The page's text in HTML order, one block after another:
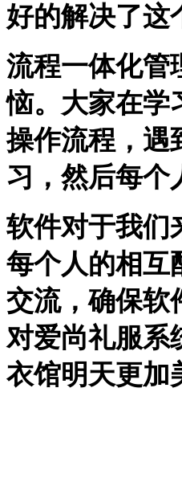
好的解决了这
流程一体化管
恼。大家在学
操作流程，遇
习，然后每个
软件对于我们
每个人的相互
交流，确保软
对爱尚礼服系
衣馆明天更加